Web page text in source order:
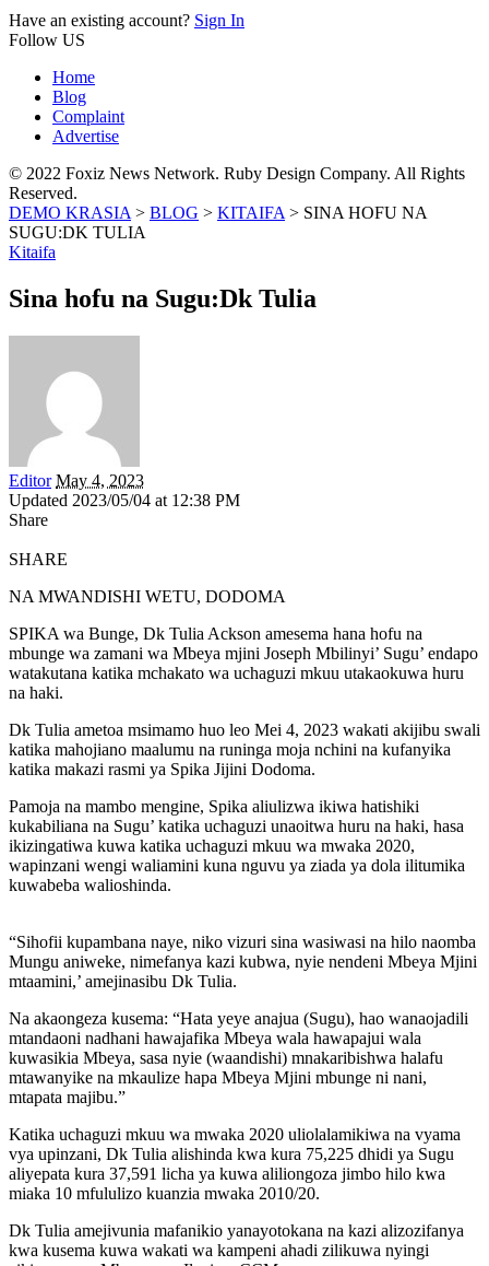
Have an existing account? Sign In
Follow US
Home
Blog
Complaint
Advertise
© 2022 Foxiz News Network. Ruby Design Company. All Rights
Reserved.
DEMO KRASIA > BLOG > KITAIFA > SINA HOFU NA
SUGU:DK TULIA
Kitaifa
Sina hofu na Sugu:Dk Tulia
Editor May 4, 2023
Updated 2023/05/04 at 12:38 PM
Share
SHARE
NA MWANDISHI WETU, DODOMA
SPIKA wa Bunge, Dk Tulia Ackson amesema hana hofu na
mbunge wa zamani wa Mbeya mjini Joseph Mbilinyi’ Sugu’ endapo
watakutana katika mchakato wa uchaguzi mkuu utakaokuwa huru
na haki.
Dk Tulia ametoa msimamo huo leo Mei 4, 2023 wakati akijibu swali
katika mahojiano maalumu na runinga moja nchini na kufanyika
katika makazi rasmi ya Spika Jijini Dodoma.
Pamoja na mambo mengine, Spika aliulizwa ikiwa hatishiki
kukabiliana na Sugu’ katika uchaguzi unaoitwa huru na haki, hasa
ikizingatiwa kuwa katika uchaguzi mkuu wa mwaka 2020,
wapinzani wengi waliamini kuna nguvu ya ziada ya dola ilitumika
kuwabeba walioshinda.
“Sihofii kupambana naye, niko vizuri sina wasiwasi na hilo naomba
Mungu aniweke, nimefanya kazi kubwa, nyie nendeni Mbeya Mjini
mtaamini,’ amejinasibu Dk Tulia.
Na akaongeza kusema: “Hata yeye anajua (Sugu), hao wanaojadili
mtandaoni nadhani hawajafika Mbeya wala hawapajui wala
kuwasikia Mbeya, sasa nyie (waandishi) mnakaribishwa halafu
mtawanyike na mkaulize hapa Mbeya Mjini mbunge ni nani,
mtapata majibu.”
Katika uchaguzi mkuu wa mwaka 2020 uliolalamikiwa na vyama
vya upinzani, Dk Tulia alishinda kwa kura 75,225 dhidi ya Sugu
aliyepata kura 37,591 licha ya kuwa aliliongoza jimbo hilo kwa
miaka 10 mfululizo kuanzia mwaka 2010/20.
Dk Tulia amejivunia mafanikio yanayotokana na kazi alizozifanya
kwa kusema kuwa wakati wa kampeni ahadi zilikuwa nyingi